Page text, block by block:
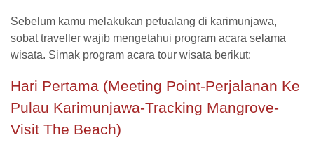
Sebelum kamu melakukan petualang di karimunjawa,
sobat traveller wajib mengetahui program acara selama
wisata. Simak program acara tour wisata berikut:
Hari Pertama (Meeting Point-Perjalanan Ke
Pulau Karimunjawa-Tracking Mangrove-
Visit The Beach)